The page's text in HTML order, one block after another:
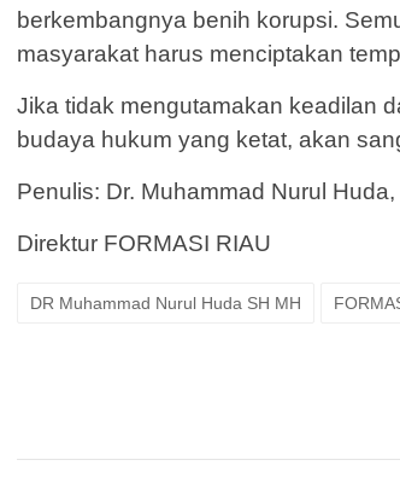
berkembangnya benih korupsi.
masyarakat harus menciptakan
Jika tidak mengutamakan keadilan
budaya hukum yang ketat, akan
Penulis: Dr. Muhammad Nurul Huda,
Direktur FORMASI RIAU
DR Muhammad Nurul Huda SH MH